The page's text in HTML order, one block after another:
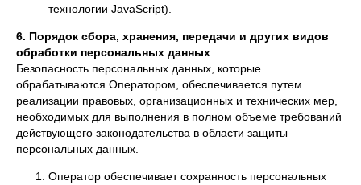
технологии JavaScript).
6. Порядок сбора, хранения, передачи и других видов
обработки персональных данных
Безопасность персональных данных, которые
обрабатываются Оператором, обеспечивается путем
реализации правовых, организационных и технических мер,
необходимых для выполнения в полном объеме требований
действующего законодательства в области защиты
персональных данных.
Оператор обеспечивает сохранность персональных